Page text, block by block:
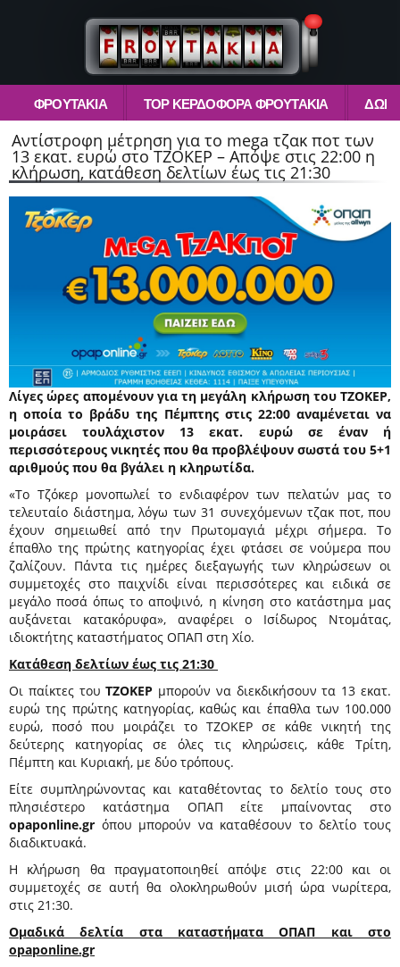
ΦΡΟΥΤΆΚΙΑ TOP ΚΕΡΔΟΦΌΡΑ ΦΡΟΥΤΆΚΙΑ
Αντίστροφη μέτρηση για το mega τζακ ποτ των
13 εκατ. ευρώ στο ΤΖΟΚΕΡ – Απόψε στις 22:00 η
κλήρωση, κατάθεση δελτίων έως τις 21:30
Λίγες ώρες απομένουν για τη μεγάλη κλήρωση του ΤΖΟΚΕΡ,
η οποία το βράδυ της Πέμπτης στις 22:00 αναμένεται να
μοιράσει τουλάχιστον 13 εκατ. ευρώ σε έναν ή
περισσότερους νικητές που θα προβλέψουν σωστά του 5+1
αριθμούς που θα βγάλει η κληρωτίδα.
«Το Τζόκερ μονοπωλεί το ενδιαφέρον των πελατών μας το
τελευταίο διάστημα, λόγω των 31 συνεχόμενων τζακ ποτ, που
έχουν σημειωθεί από την Πρωτομαγιά μέχρι σήμερα. Το
έπαθλο της πρώτης κατηγορίας έχει φτάσει σε νούμερα που
ζαλίζουν. Πάντα τις ημέρες διεξαγωγής των κληρώσεων οι
συμμετοχές στο παιχνίδι είναι περισσότερες και ειδικά σε
μεγάλο ποσά όπως το αποψινό, η κίνηση στο κατάστημα μας
αυξάνεται κατακόρυφα», αναφέρει ο Ισίδωρος Ντομάτας,
ιδιοκτήτης καταστήματος ΟΠΑΠ στη Χίο.
Κατάθεση δελτίων έως τις 21:30
Οι παίκτες τουΤΖΟΚΕΡ μπορούν να διεκδικήσουν τα 13 εκατ.
ευρώ της πρώτης κατηγορίας, καθώς και έπαθλα των 100.000
ευρώ, ποσό που μοιράζει το ΤΖΟΚΕΡ σε κάθε νικητή της
δεύτερης κατηγορίας σε όλες τις κληρώσεις, κάθε Τρίτη,
Πέμπτη και Κυριακή, με δύο τρόπους.
Είτε συμπληρώνοντας και καταθέτοντας το δελτίο τους στο
πλησιέστερο κατάστημα ΟΠΑΠ είτε μπαίνοντας στο
opaponline.gr όπου μπορούν να καταθέσουν το δελτίο τους
διαδικτυακά.
Η κλήρωση θα πραγματοποιηθεί απόψε στις 22:00 και οι
συμμετοχές σε αυτή θα ολοκληρωθούν μισή ώρα νωρίτερα,
στις 21:30.
Ομαδικά δελτία στα καταστήματα ΟΠΑΠ και στο
opaponline.gr